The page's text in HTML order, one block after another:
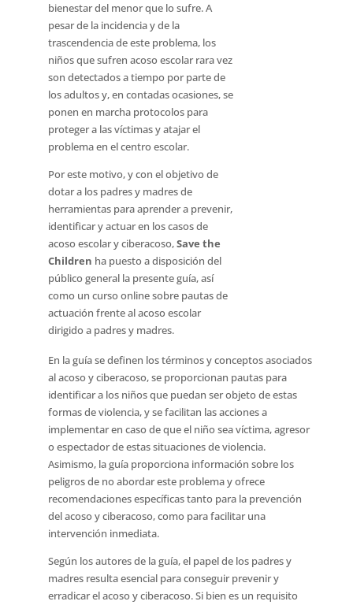
bienestar del menor que lo sufre. A
pesar de la incidencia y de la
trascendencia de este problema, los
niños que sufren acoso escolar rara vez
son detectados a tiempo por parte de
los adultos y, en contadas ocasiones, se
ponen en marcha protocolos para
proteger a las víctimas y atajar el
problema en el centro escolar.
Por este motivo, y con el objetivo de
dotar a los padres y madres de
herramientas para aprender a prevenir,
identificar y actuar en los casos de
acoso escolar y ciberacoso,Save the
Children ha puesto a disposición del
público general la presente guía, así
como un curso online sobre pautas de
actuación frente al acoso escolar
dirigido a padres y madres.
En la guía se definen los términos y conceptos asociados
al acoso y ciberacoso, se proporcionan pautas para
identificar a los niños que puedan ser objeto de estas
formas de violencia, y se facilitan las acciones a
implementar en caso de que el niño sea víctima, agresor
o espectador de estas situaciones de violencia.
Asimismo, la guía proporciona información sobre los
peligros de no abordar este problema y ofrece
recomendaciones específicas tanto para la prevención
del acoso y ciberacoso, como para facilitar una
intervención inmediata.
Según los autores de la guía, el papel de los padres y
madres resulta esencial para conseguir prevenir y
erradicar el acoso y ciberacoso. Si bien es un requisito